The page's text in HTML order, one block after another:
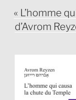
PUBLIÉ
LE
« L’homme
d’Avrom